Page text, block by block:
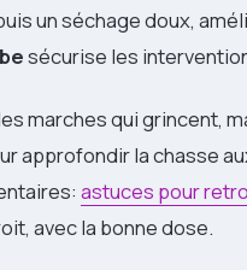
un séchage doux,
sécurise les
marches qui grincent,
approfondir la chasse
astuces pour
avec la bonne dose.